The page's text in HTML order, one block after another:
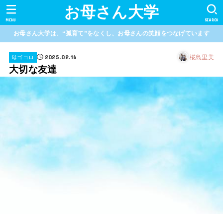
お母さん大学 SEARCH
MENU
お母さん大学は、“孤育て”をなくし、お母さんの笑顔をつなげています
母ゴコロ 2025.02.16 椛島里美
大切な友達